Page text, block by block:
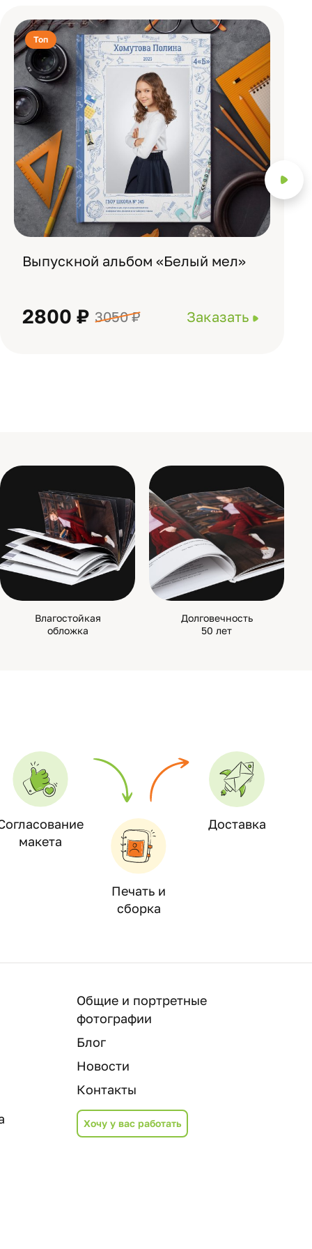
Топ
Выпускной альбом «Белый мел»
2800 ₽ 3050 ₽ Заказать
Влагостойкая
обложка
Долговечность
50 лет
макета
Печать и
сборка
Доставка
Общие и портретные
фотографии
Блог
Новости
Контакты
Хочу у вас работать